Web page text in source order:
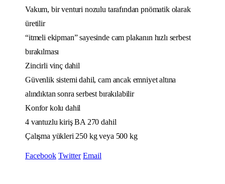
Vakum, bir venturi nozulu tarafından pnömatik olarak
üretilir
“itmeli ekipman” sayesinde cam plakanın hızlı serbest
bırakılması
Zincirli vinç dahil
Güvenlik sistemi dahil, cam ancak emniyet altına
alındıktan sonra serbest bırakılabilir
Konfor kolu dahil
4 vantuzlu kiriş BA 270 dahil
Çalışma yükleri 250 kg veya 500 kg
Facebook Twitter Email